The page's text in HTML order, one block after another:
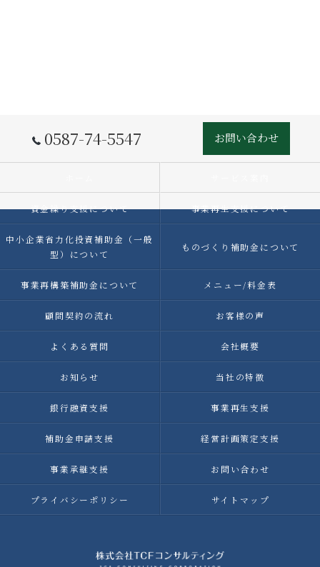
0587-74-5547 お問い合わせ
資金繰り支援について 事業再生支援について
中小企業省力化投資補助金（一般
型）について
ものづくり補助金について
事業再構築補助金について メニュー/料金表
顧問契約の流れ お客様の声
よくある質問 会社概要
お知らせ 当社の特徴
銀行融資支援 事業再生支援
補助金申請支援 経営計画策定支援
事業承継支援 お問い合わせ
プライバシーポリシー サイトマップ